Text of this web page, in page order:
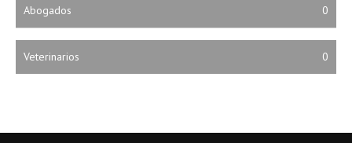
Abogados 0
Veterinarios 0